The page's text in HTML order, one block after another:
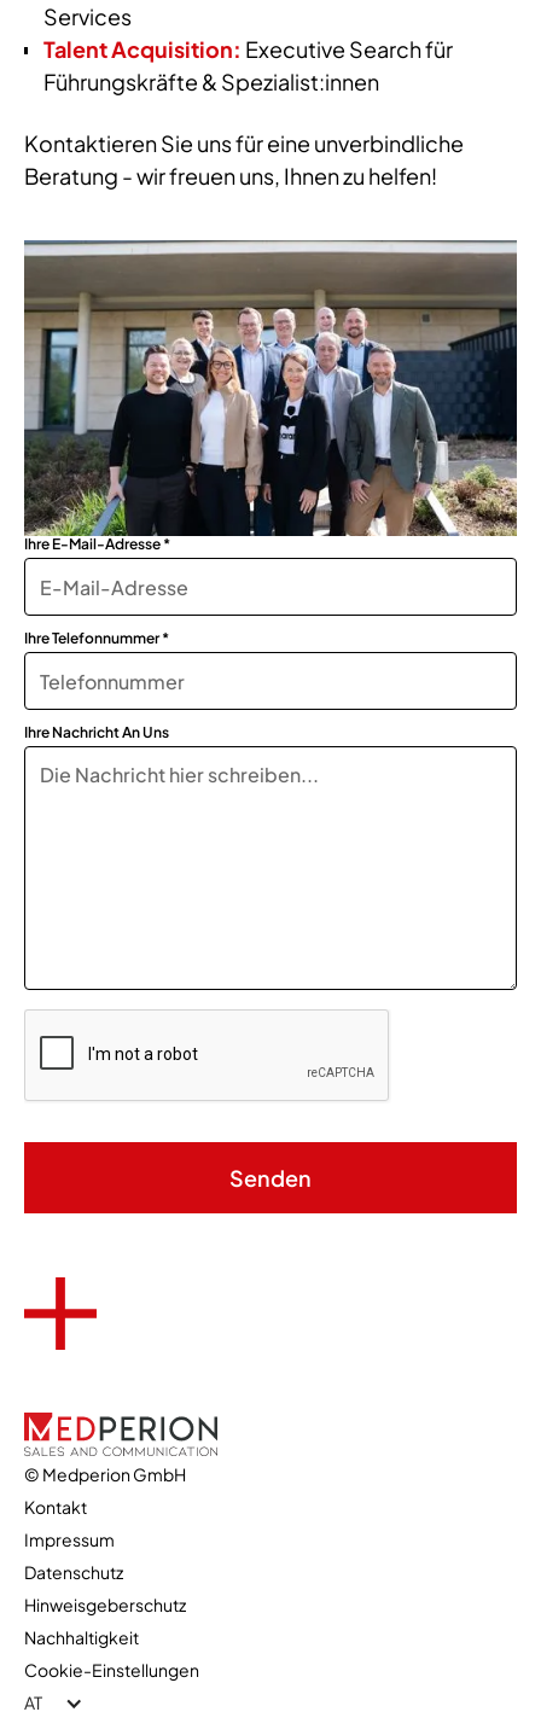
Services
Talent Acquisition: Executive Search für
Führungskräfte & Spezialist:innen
Kontaktieren Sie uns für eine unverbindliche
Beratung - wir freuen uns, Ihnen zu helfen!
Ihre E-Mail-Adresse *
Ihre Telefonnummer *
Ihre Nachricht An Uns
© Medperion GmbH
Kontakt
Impressum
Datenschutz
Hinweisgeberschutz
Nachhaltigkeit
Cookie-Einstellungen
AT